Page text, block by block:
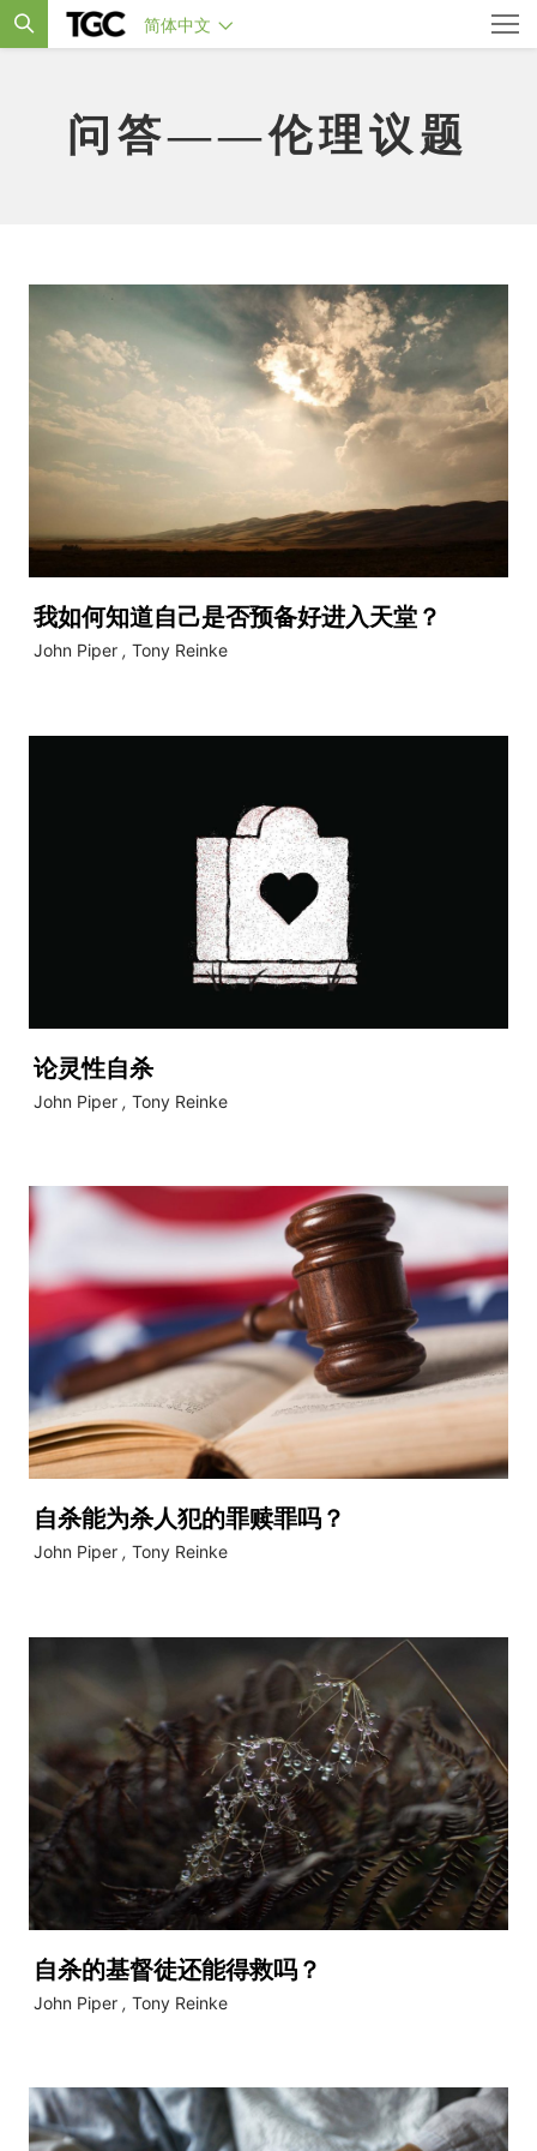
简体中文
问答——伦理议题
我如何知道自己是否预备好进入天堂？
John Piper , Tony Reinke
论灵性自杀
John Piper , Tony Reinke
自杀能为杀人犯的罪赎罪吗？
John Piper , Tony Reinke
自杀的基督徒还能得救吗？
John Piper , Tony Reinke